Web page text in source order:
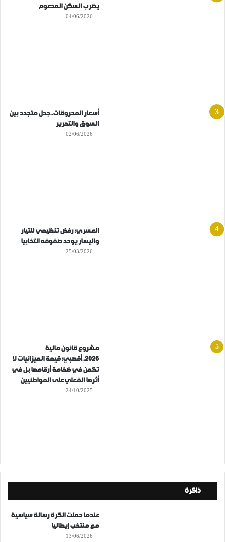
يضرب السكن المدعوم
04/06/2026
أسعار المحروقات..جدل متجدد بين
السوق والتحرير
02/06/2026
العسري: رفض تنظيمي للتيار
واليسار يوحد صفوفه انتخابيا
25/03/2026
مشروع قانون مالية
2026..أقصبي: قيمة الميزانيات لا
تكمن في ضخامة أرقامها بل في
أثرها الفعلي على المواطنيين
24/10/2025
ذاكرة
عندما حملت الكرة رسالة سياسية
مع منتخب إيطاليا
13/06/2026